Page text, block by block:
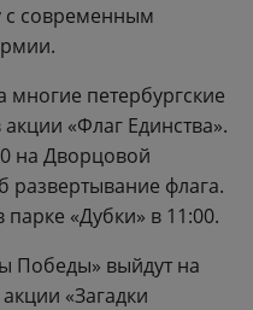
с современным
многие петербургские
«Флаг Единства».
на Дворцовой
флага.
«Дубки» в 11:00.
Победы» выйдут на
«Загадки